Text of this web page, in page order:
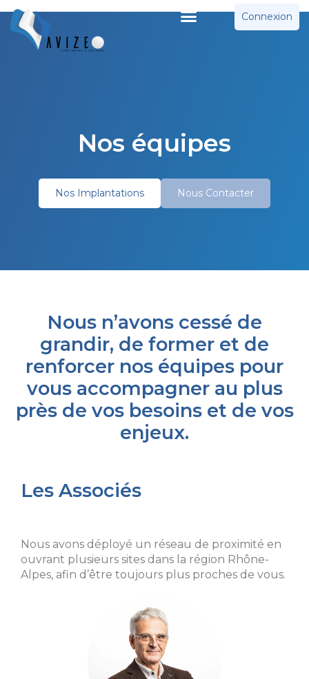
Connexion
Nos équipes
Nos Implantations Nous Contacter
Nous n’avons cessé de
grandir, de former et de
renforcer nos équipes pour
vous accompagner au plus
près de vos besoins et de vos
enjeux.
Les Associés
Nous avons déployé un réseau de proximité en
ouvrant plusieurs sites dans la région Rhône-
Alpes, afin d’être toujours plus proches de vous.